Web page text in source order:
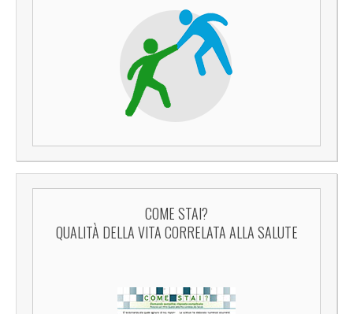
COME STAI?
QUALITÀ DELLA VITA CORRELATA ALLA SALUTE